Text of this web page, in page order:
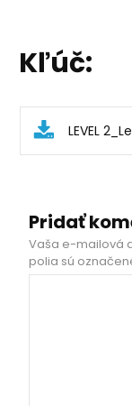
Kľúč:
LEVEL
Pridať
Vaša e-mailová
polia sú